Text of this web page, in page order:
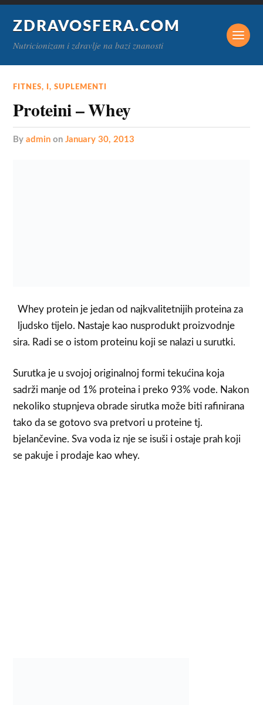
ZDRAVOSFERA.COM
Nutricionizam i zdravlje na bazi znanosti
FITNES, I,SUPLEMENTI
Proteini – Whey
byadmin onJanuary 30, 2013
Whey protein je jedan od najkvalitetnijih proteina za
ljudsko tijelo. Nastaje kao nusprodukt proizvodnje
sira. Radi se o istom proteinu koji se nalazi u surutki.
Surutka je u svojoj originalnoj formi tekućina koja
sadrži manje od 1% proteina i preko 93% vode. Nakon
nekoliko stupnjeva obrade sirutka može biti rafinirana
tako da se gotovo sva pretvori u proteine tj.
bjelančevine. Sva voda iz nje se isuši i ostaje prah koji
se pakuje i prodaje kao whey.